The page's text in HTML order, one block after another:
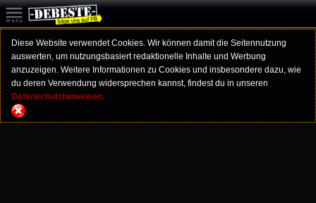
Diese Website verwendet Cookies. Wir können damit die Seitennutzung
auswerten, um nutzungsbasiert redaktionelle Inhalte und Werbung
anzuzeigen. Weitere Informationen zu Cookies und insbesondere dazu, wie
du deren Verwendung widersprechen kannst, findest du in unseren
Datenschutzhinweisen.